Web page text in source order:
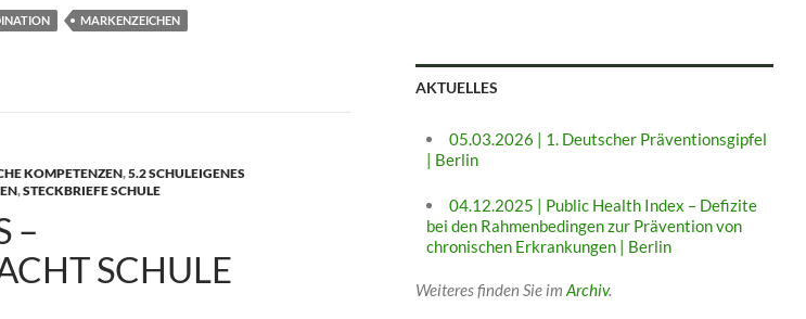
MARKENZEICHEN
KOMPETENZEN,5.2 SCHULEIGENES
,STECKBRIEFE SCHULE
–
SCHULE
AKTUELLES
05.03.2026 | 1. Deutscher Präventionsgipfel
| Berlin
04.12.2025 | Public Health Index – Defizite
bei den Rahmenbedingen zur Prävention von
chronischen Erkrankungen | Berlin
Weiteres finden Sie im Archiv.